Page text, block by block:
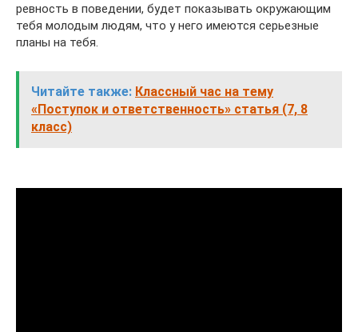
ревность в поведении, будет показывать окружающим
тебя молодым людям, что у него имеются серьезные
планы на тебя.
Читайте также: Классный час на тему
«Поступок и ответственность» статья (7, 8
класс)